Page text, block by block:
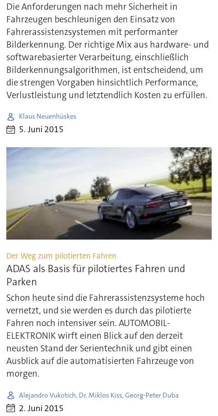
Die Anforderungen nach mehr Sicherheit in
Fahrzeugen beschleunigen den Einsatz von
Fahrerassistenzsystemen mit performanter
Bilderkennung. Der richtige Mix aus hardware- und
softwarebasierter Verarbeitung, einschließlich
Bilderkennungsalgorithmen, ist entscheidend, um
die strengen Vorgaben hinsichtlich Performance,
Verlustleistung und letztendlich Kosten zu erfüllen.
Klaus Neuenhüskes
5. Juni 2015
Der Weg zum pilotierten Fahren
ADAS als Basis für pilotiertes Fahren und
Parken
Schon heute sind die Fahrerassistenzsysteme hoch
vernetzt, und sie werden es durch das pilotierte
Fahren noch intensiver sein. AUTOMOBIL-
ELEKTRONIK wirft einen Blick auf den derzeit
neusten Stand der Serientechnik und gibt einen
Ausblick auf die automatisierten Fahrzeuge von
morgen.
Alejandro Vukotich, Dr. Miklos Kiss, Georg-Peter Duba
2. Juni 2015